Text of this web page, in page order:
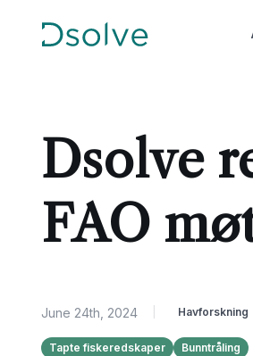
Dsolve
FAO
June 24th, 2024 Havforskning
Tapte fiskeredskaper Bunntråling